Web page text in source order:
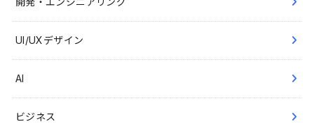
UI/UXデザイン
AI
ビジネス